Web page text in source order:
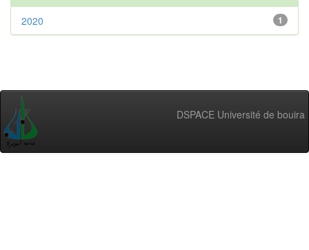
1
2020
DSPACE Université de bouira